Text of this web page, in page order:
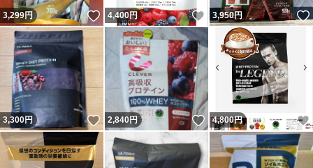
3,299円 いいね！
4,400円 いいね！
3,950円
3,300円 いいね！
2,840円 いいね！
4,800円